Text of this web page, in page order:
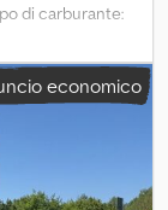
di carburante:
6, numero di
vano di
filtro
4,70 m *
utile di
economico